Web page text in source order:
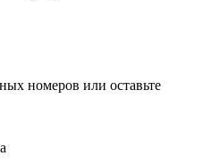
номеров или оставьте